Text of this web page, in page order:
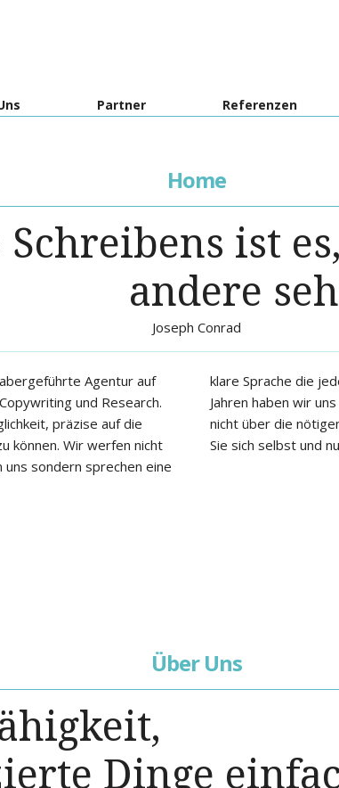
Partner Referenzen
Home
Schreibens ist es,
andere
Joseph Conrad
Agentur auf
und Research.
präzise auf die
können. Wir werfen nicht
sondern sprechen eine
versteht. In den letzten
Firmen spezialisiert die
verfügen. Überzeugen
Sie sich selbst und
Über Uns
Dinge